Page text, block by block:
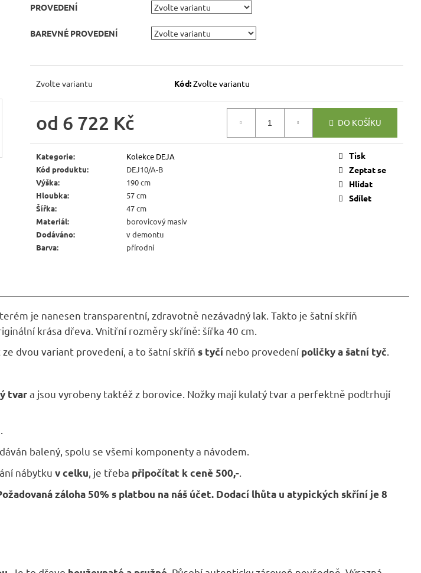
PROVEDENÍ
BAREVNÉ PROVEDENÍ
Zvolte variantu Kód:Zvolte variantu
od 6 722 Kč DO KOŠÍKU
Kategorie:
Kolekce DEJA
Kód produktu:
DEJ10/A-B
Výška:
190 cm
Hloubka:
57 cm
Šířka:
47 cm
Materiál:
borovicový masív
Dodáváno:
v demontu
Barva: přírodní
Tisk
Zeptat se
Hlídat
Sdílet
je nanesen transparentní, zdravotně nezávadný lak. Takto je šatní skříň
krása dřeva. Vnitřní rozměry skříně: šířka 40 cm.
dvou variant provedení, a to šatní skříň s tyčí nebo provedení poličky a šatní tyč
tvara jsou vyrobeny taktéž z borovice. Nožky mají kulatý tvar a perfektně podtrhují
balený, spolu se všemi komponenty a návodem.
nábytku v celku , je třeba připočítat k ceně 500,-
záloha 50% s platbou na náš účet. Dodací lhůta u atypických skříní je 8
RUSTIKÁLNÍ LAVICE SWEET HOME
BAX25 S ÚLOŽNÝM PROSTOREM
6 048 Kč
6 720 Kč